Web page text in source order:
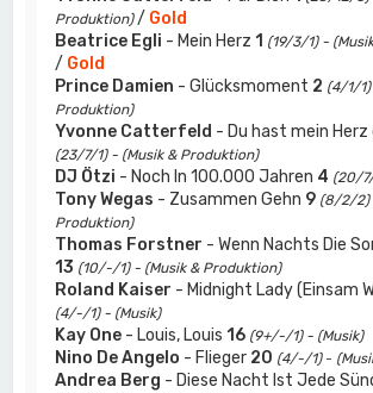
Produktion)/ Gold
Beatrice Egli - Mein Herz 1 (19/3/1) -
/ Gold
Prince Damien - Glücksmoment 2 (4/1/1)
Produktion)
Yvonne Catterfeld - Du hast mein Herz
(23/7/1) - (Musik & Produktion)
DJ Ötzi - Noch In 100.000 Jahren 4 (20/
Tony Wegas - Zusammen Gehn 9 (8/2/2)
Produktion)
Thomas Forstner - Wenn Nachts Die
13 (10/-/1) - (Musik & Produktion)
Roland Kaiser - Midnight Lady (Einsam
(4/-/1) - (Musik)
Kay One - Louis, Louis 16 (9+/-/1) - (Musik)
Nino De Angelo - Flieger 20 (4/-/1)-
Andrea Berg - Diese Nacht Ist Jede